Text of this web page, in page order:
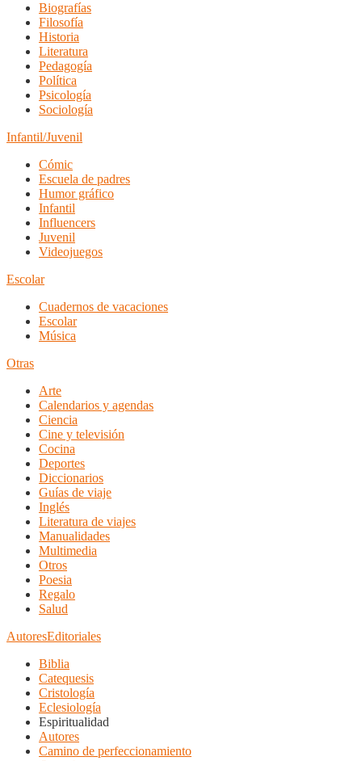
Biografías
Filosofía
Historia
Literatura
Pedagogía
Política
Psicología
Sociología
Infantil/Juvenil
Cómic
Escuela de padres
Humor gráfico
Infantil
Influencers
Juvenil
Videojuegos
Escolar
Cuadernos de vacaciones
Escolar
Música
Otras
Arte
Calendarios y agendas
Ciencia
Cine y televisión
Cocina
Deportes
Diccionarios
Guías de viaje
Inglés
Literatura de viajes
Manualidades
Multimedia
Otros
Poesia
Regalo
Salud
AutoresEditoriales
Biblia
Catequesis
Cristología
Eclesiología
Espiritualidad
Autores
Camino de perfeccionamiento